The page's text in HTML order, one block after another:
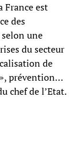
France est
des
une
du secteur
de
prévention…
chef de l’Etat.